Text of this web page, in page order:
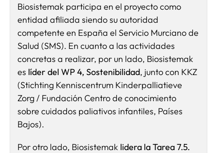
Biosistemak participa en el proyecto como
entidad afiliada siendo su autoridad
competente en España el Servicio Murciano de
Salud (SMS). En cuanto a las actividades
concretas a realizar, por un lado, Biosistemak
es líder del WP 4, Sostenibilidad, junto con KKZ
(Stichting Kenniscentrum Kinderpalliatieve
Zorg / Fundación Centro de conocimiento
sobre cuidados paliativos infantiles, Países
Bajos).
Por otro lado, Biosistemak lidera la Tarea 7.5.